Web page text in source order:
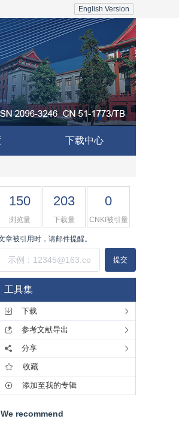
English Version
下载中心
150
浏览量
203
下载量
0
CNKI被引量
章被引用时，请邮件提醒。
提交
工具集
下载
参考文献导出
分享
收藏
添加至我的专辑
We recommend